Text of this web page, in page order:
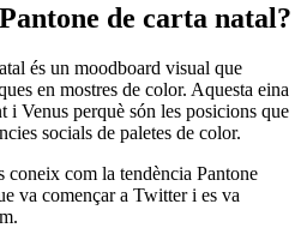
de carta natal?
és un moodboard visual que
en mostres de color. Aquesta eina
Venus perquè són les posicions que
socials de paletes de color.
coneix com la tendència Pantone
va començar a Twitter i es va